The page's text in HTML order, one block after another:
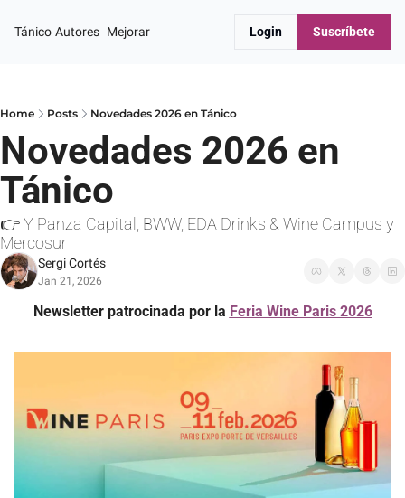
Tánico Autores Mejorar Login Suscríbete
Home Posts Novedades 2026 en Tánico
Novedades 2026 en
Tánico
👉 Y Panza Capital, BWW, EDA Drinks & Wine Campus y
Mercosur
Sergi Cortés
Jan 21, 2026
Newsletter patrocinada por la Feria Wine Paris 2026